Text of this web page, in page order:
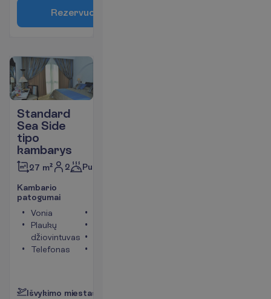
Rezervuo
Standard
Sea Side
tipo
kambarys
27 m² 2 Pusryčiai
Kambario
patogumai
Vonia
Plaukų
džiovintuvas
Telefonas
Išvykimo miestas